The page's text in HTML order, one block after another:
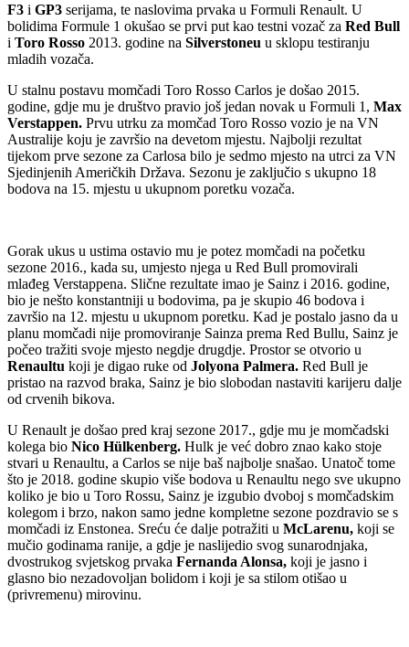
F3 i GP3 serijama, te naslovima prvaka u Formuli Renault. U
bolidima Formule 1 okušao se prvi put kao testni vozač za Red Bull
i Toro Rosso 2013. godine na Silverstoneu u sklopu testiranju
mladih vozača.
U stalnu postavu momčadi Toro Rosso Carlos je došao 2015.
godine, gdje mu je društvo pravio još jedan novak u Formuli 1, Max
Verstappen. Prvu utrku za momčad Toro Rosso vozio je na VN
Australije koju je završio na devetom mjestu. Najbolji rezultat
tijekom prve sezone za Carlosa bilo je sedmo mjesto na utrci za VN
Sjedinjenih Američkih Država. Sezonu je zaključio s ukupno 18
bodova na 15. mjestu u ukupnom poretku vozača.
Gorak ukus u ustima ostavio mu je potez momčadi na početku
sezone 2016., kada su, umjesto njega u Red Bull promovirali
mlađeg Verstappena. Slične rezultate imao je Sainz i 2016. godine,
bio je nešto konstantniji u bodovima, pa je skupio 46 bodova i
završio na 12. mjestu u ukupnom poretku. Kad je postalo jasno da u
planu momčadi nije promoviranje Sainza prema Red Bullu, Sainz je
počeo tražiti svoje mjesto negdje drugdje. Prostor se otvorio u
Renaultu koji je digao ruke od Jolyona Palmera. Red Bull je
pristao na razvod braka, Sainz je bio slobodan nastaviti karijeru dalje
od crvenih bikova.
U Renault je došao pred kraj sezone 2017., gdje mu je momčadski
kolega bio Nico Hülkenberg. Hulk je već dobro znao kako stoje
stvari u Renaultu, a Carlos se nije baš najbolje snašao. Unatoč tome
što je 2018. godine skupio više bodova u Renaultu nego sve ukupno
koliko je bio u Toro Rossu, Sainz je izgubio dvoboj s momčadskim
kolegom i brzo, nakon samo jedne kompletne sezone pozdravio se s
momčadi iz Enstonea. Sreću će dalje potražiti u McLarenu, koji se
mučio godinama ranije, a gdje je naslijedio svog sunarodnjaka,
dvostrukog svjetskog prvaka Fernanda Alonsa, koji je jasno i
glasno bio nezadovoljan bolidom i koji je sa stilom otišao u
(privremenu) mirovinu.